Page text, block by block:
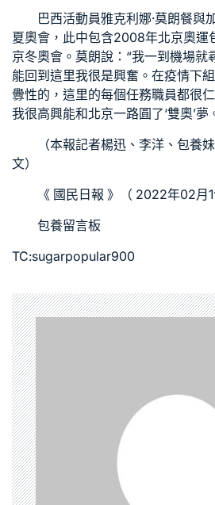
巴西活動員雅克利娜·莫朗餐與
夏奧會，此中包含2008年北京奧運
京冬奧會。莫朗說：“我一到機場就
能回到這里我很是興奮。在疫情下
釁性的，這里的每個任務職員都很仁
我很高興能和北京一路圓了‘雙奧’夢
（本報記者楊迅、李洋、 包養妹
文）
《 國民日報 》（ 2022年02月1
包養留言板
TC:sugarpopular900